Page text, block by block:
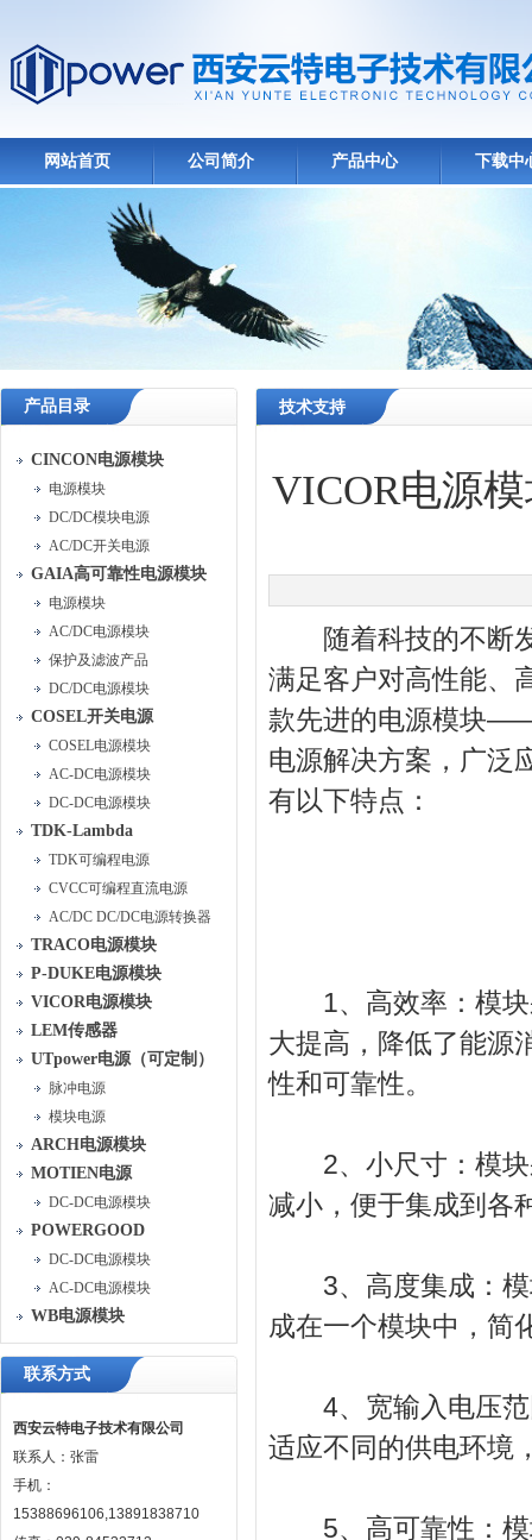
网站首页 公司简介 产品中心 下载中
产品目录
CINCON电源模块
电源模块
DC/DC模块电源
AC/DC开关电源
GAIA高可靠性电源模块
电源模块
AC/DC电源模块
保护及滤波产品
DC/DC电源模块
COSEL开关电源
COSEL电源模块
AC-DC电源模块
DC-DC电源模块
TDK-Lambda
TDK可编程电源
CVCC可编程直流电源
AC/DC DC/DC电源转换器
TRACO电源模块
P-DUKE电源模块
VICOR电源模块
LEM传感器
UTpower电源（可定制）
脉冲电源
模块电源
ARCH电源模块
MOTIEN电源
DC-DC电源模块
POWERGOOD
DC-DC电源模块
AC-DC电源模块
WB电源模块
联系方式
西安云特电子技术有限公司
联系人：张雷
手机：
15388696106,13891838710
技术支持
VICOR电源
随着科技的不断发
满足客户对高性能、
款先进的电源模块
电源解决方案，广泛
有以下特点：
1、高效率：模块
大提高，降低了能源
性和可靠性。
2、小尺寸：模块
减小，便于集成到各
3、高度集成：模
成在一个模块中，简
4、宽输入电压范
适应不同的供电环境
5、高可靠性：模